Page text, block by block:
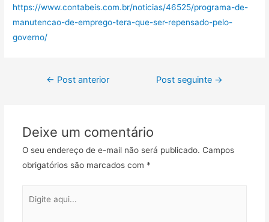
https://www.contabeis.com.br/noticias/46525/programa-de-
manutencao-de-emprego-tera-que-ser-repensado-pelo-
governo/
← Post anterior Post seguinte →
Deixe um comentário
O seu endereço de e-mail não será publicado. Campos
obrigatórios são marcados com *